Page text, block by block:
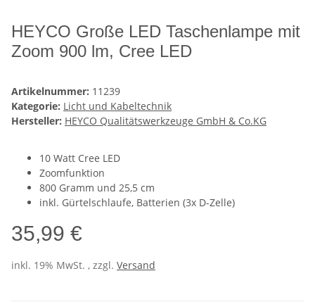
HEYCO Große LED Taschenlampe mit
Zoom 900 lm, Cree LED
Artikelnummer: 11239
Kategorie: Licht und Kabeltechnik
Hersteller: HEYCO Qualitätswerkzeuge GmbH & Co.KG
10 Watt Cree LED
Zoomfunktion
800 Gramm und 25,5 cm
inkl. Gürtelschlaufe, Batterien (3x D-Zelle)
35,99 €
inkl. 19% MwSt. , zzgl. Versand